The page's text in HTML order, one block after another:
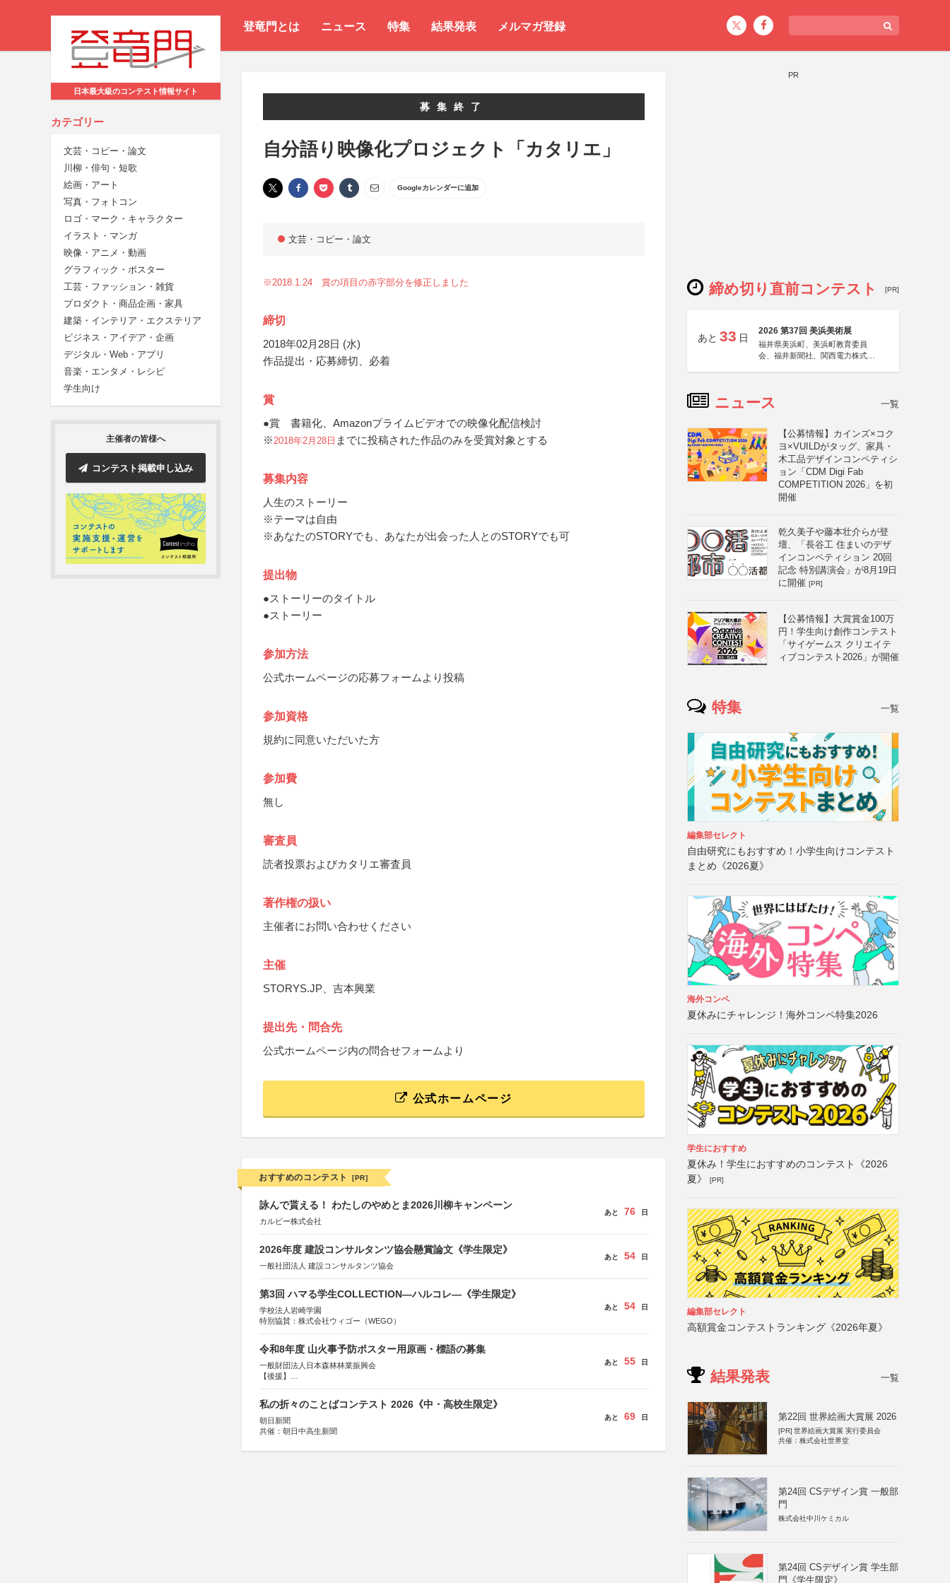
登竜門とは ニュース 特集 結果発表 メルマガ登録
日本最大級のコンテスト情報サイト
カテゴリー
文芸・コピー・論文
川柳・俳句・短歌
絵画・アート
写真・フォトコン
ロゴ・マーク・キャラクター
イラスト・マンガ
映像・アニメ・動画
グラフィック・ポスター
工芸・ファッション・雑貨
プロダクト・商品企画・家具
建築・インテリア・エクステリア
ビジネス・アイデア・企画
デジタル・Web・アプリ
音楽・エンタメ・レシピ
学生向け
主催者の皆様へ
コンテスト掲載申し込み
募集終了
自分語り映像化プロジェクト「カタリエ」
Googleカレンダーに追加
文芸・コピー・論文
※2018.1.24 賞の項目の赤字部分を修正しました
締切
2018年02月28日 (水)
作品提出・応募締切、必着
賞
●賞 書籍化、Amazonプライムビデオでの映像化配信検討
※2018年2月28日 までに投稿された作品のみを受賞対象とする
募集内容
人生のストーリー
※テーマは自由
※あなたのSTORYでも、あなたが出会った人とのSTORYでも可
提出物
●ストーリーのタイトル
●ストーリー
参加方法
公式ホームページの応募フォームより投稿
参加資格
規約に同意いただいた方
参加費
無し
審査員
読者投票およびカタリエ審査員
著作権の扱い
主催者にお問い合わせください
主催
STORYS.JP、吉本興業
提出先・問合先
公式ホームページ内の問合せフォームより
公式ホームページ
おすすめのコンテスト [PR]
詠んで貰える！ わたしのやめとま2026川柳キャンペーン
カルビー株式会社
あと 76 日
2026年度 建設コンサルタンツ協会懸賞論文《学生限定》
一般社団法人 建設コンサルタンツ協会
あと 54 日
第3回 ハマる学生COLLECTION―ハルコレ―《学生限定》
学校法人岩崎学園
特別協賛：株式会社ウィゴー（WEGO）
あと 54 日
令和8年度 山火事予防ポスター用原画・標語の募集
一般財団法人日本森林林業振興会
【後援】
あと 55 日
私の折々のことばコンテスト 2026《中・高校生限定》
朝日新聞
共催：朝日中高生新聞
あと 69 日
PR
締め切り直前コンテスト [PR]
あと 33 日
2026 第37回 美浜美術展
福井県美浜町、美浜町教育委員
会、福井新聞社、関西電力株式会
ニュース 一覧
【公募情報】カインズ×コク
ヨ×VUILDがタッグ、家具・
木工品デザインコンペティシ
ョン「CDM Digi Fab
COMPETITION 2026」を初
開催
乾久美子や藤本壮介らが登
壇、「長谷工 住まいのデザ
インコンペティション 20回
記念 特別講演会」が8月19日
に開催 [PR]
【公募情報】大賞賞金100万
円！学生向け創作コンテスト
「サイゲームス クリエイテ
ィブコンテスト2026」が開催
特集 一覧
編集部セレクト
自由研究にもおすすめ！小学生向けコンテスト
まとめ《2026夏》
海外コンペ
夏休みにチャレンジ！海外コンペ特集2026
学生におすすめ
夏休み！学生におすすめのコンテスト《2026
夏》
[PR]
編集部セレクト
高額賞金コンテストランキング《2026年夏》
結果発表 一覧
第22回 世界絵画大賞展 2026
[PR] 世界絵画大賞展 実行委員会
共催：株式会社世界堂
第24回 CSデザイン賞 一般部
門
株式会社中川ケミカル
第24回 CSデザイン賞 学生部
門《学生限定》